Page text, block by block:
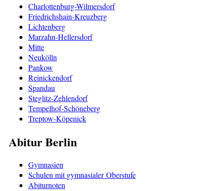
Charlottenburg-Wilmersdorf
Friedrichshain-Kreuzberg
Lichtenberg
Marzahn-Hellersdorf
Mitte
Neukölln
Pankow
Reinickendorf
Spandau
Steglitz-Zehlendorf
Tempelhof-Schöneberg
Treptow-Köpenick
Abitur Berlin
Gymnasien
Schulen mit gymnasialer Oberstufe
Abiturnoten